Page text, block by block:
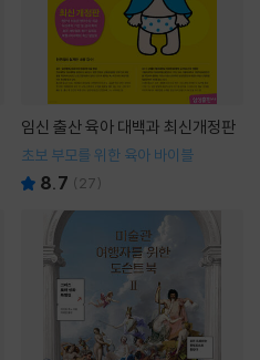
임신 출산 육아 대백과 최신개정판
초보 부모를 위한 육아 바이블
8.7 ( 27)